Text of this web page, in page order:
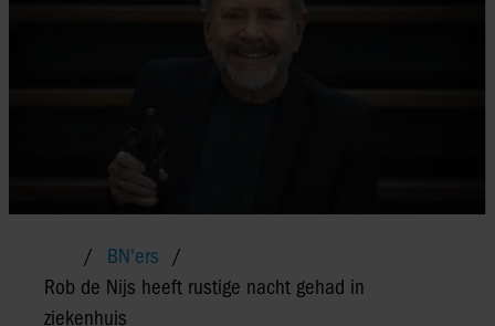
BN'ers
Rob de Nijs heeft rustige nacht gehad in
ziekenhuis